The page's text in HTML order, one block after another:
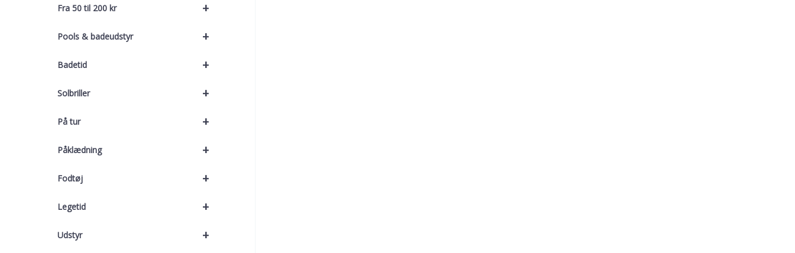
+
Fra 50 til 200 kr
+
Pools & badeudstyr
+
Badetid
+
Solbriller
+
På tur
+
Påklædning
+
Fodtøj
+
Legetid
+
Udstyr